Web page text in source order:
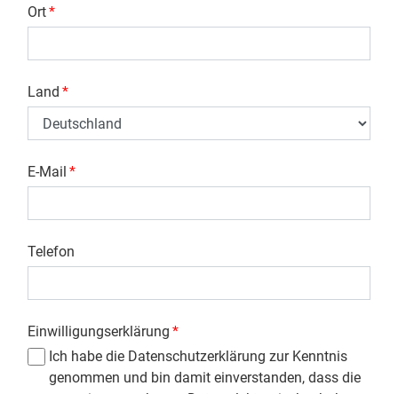
Ort*
Land *
E-Mail *
Telefon
Einwilligungserklärung *
Ich habe die Datenschutzerklärung zur Kenntnis
genommen und bin damit einverstanden, dass die